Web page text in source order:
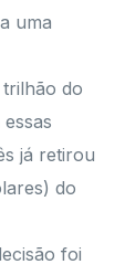
uma
do
já retirou
do
foi